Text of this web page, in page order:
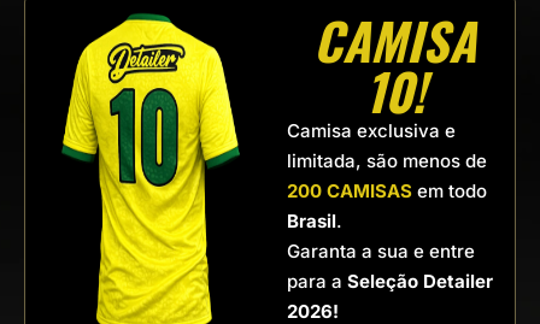
CAMISA
10!
Camisa exclusiva e
limitada, são menos de
200 CAMISAS em todo
Brasil.
Garanta a sua e entre
para aSeleção Detailer
2026!